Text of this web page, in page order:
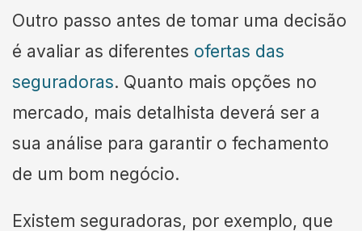
Outro passo antes de tomar uma decisão
é avaliar as diferentes ofertas das
seguradoras. Quanto mais opções no
mercado, mais detalhista deverá ser a
sua análise para garantir o fechamento
de um bom negócio.
Existem seguradoras, por exemplo, que